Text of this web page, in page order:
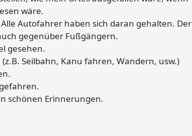
wäre.
Autofahrer haben sich daran gehalten. Der
gegenüber Fußgängern.
gesehen.
Seilbahn, Kanu fahren, Wandern, usw.)
schönen Erinnerungen.